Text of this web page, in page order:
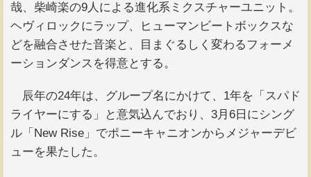
哉、柴崎楽の9人による進化系ミクスチャーユニット。
ヘヴィロックにラップ、ヒューマンビートボックスな
どを融合させた音楽と、目まぐるしく変わるフォーメ
ーションダンスを得意とする。
辰年の24年は、グループ名にかけて、1年を「スパド
ライヤーにする」と意気込んでおり、3月6日にシング
ル「New Rise」でポニーキャニオンからメジャーデビ
ューを果たした。